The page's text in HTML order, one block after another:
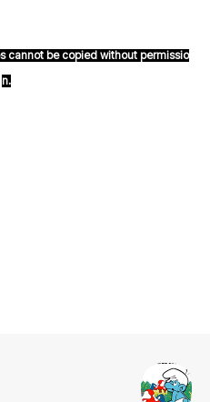
cannot be copied without permissio
n.